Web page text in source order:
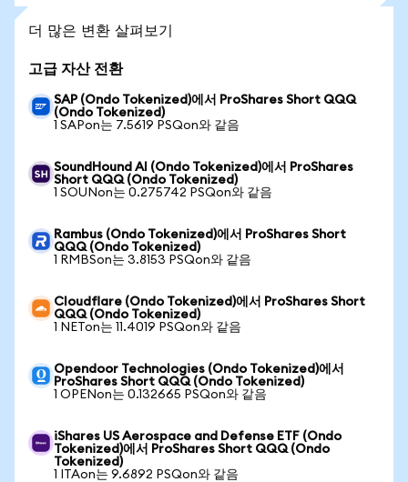
더 많은 변환 살펴보기
고급 자산 전환
SAP (Ondo Tokenized)에서 ProShares Short QQQ
(Ondo Tokenized)
1 SAPon는 7.5619 PSQon와 같음
SoundHound AI (Ondo Tokenized)에서 ProShares
Short QQQ (Ondo Tokenized)
1 SOUNon는 0.275742 PSQon와 같음
Rambus (Ondo Tokenized)에서 ProShares Short
QQQ (Ondo Tokenized)
1 RMBSon는 3.8153 PSQon와 같음
Cloudflare (Ondo Tokenized)에서 ProShares Short
QQQ (Ondo Tokenized)
1 NETon는 11.4019 PSQon와 같음
Opendoor Technologies (Ondo Tokenized)에서
ProShares Short QQQ (Ondo Tokenized)
1 OPENon는 0.132665 PSQon와 같음
iShares US Aerospace and Defense ETF (Ondo
Tokenized)에서 ProShares Short QQQ (Ondo
Tokenized)
1 ITAon는 9.6892 PSQon와 같음